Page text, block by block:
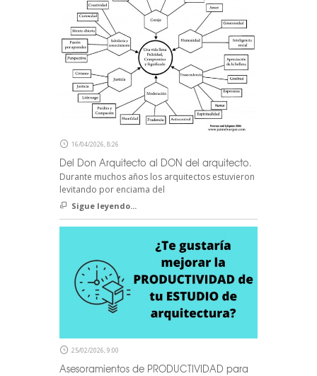
16/04/2026, 8:26
Del Don Arquitecto al DON del arquitecto.
Durante muchos años los arquitectos estuvieron
levitando por enciama del
Sigue leyendo...
25/02/2026, 9:00
Asesoramientos de PRODUCTIVIDAD para